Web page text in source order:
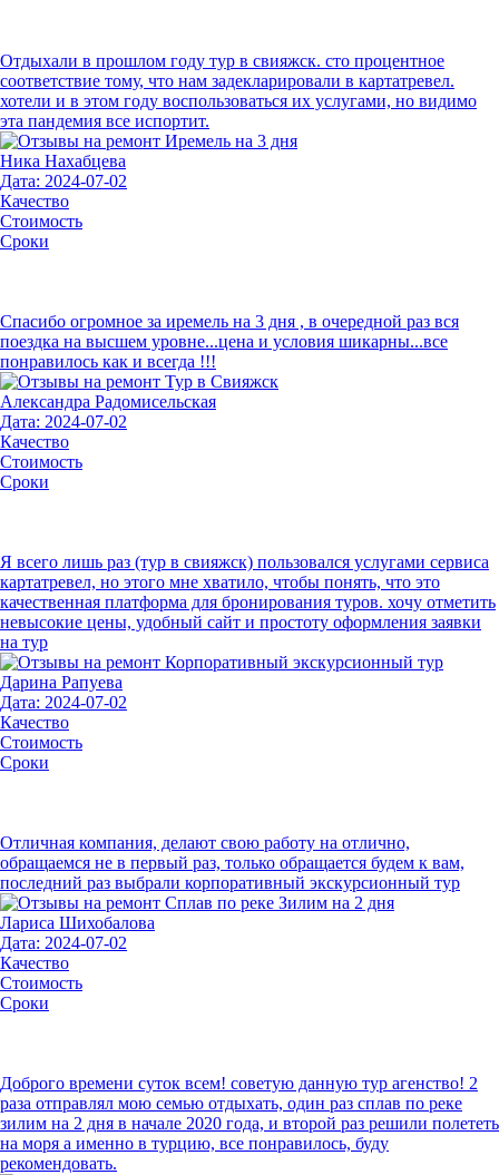
Отдыхали в прошлом году тур в свияжск. сто процентное
соответствие тому, что нам задекларировали в картатревел.
хотели и в этом году воспользоваться их услугами, но видимо
эта пандемия все испортит.
Ника Нахабцева
Дата: 2024-07-02
Качество
Стоимость
Сроки
Спасибо огромное за иремель на 3 дня , в очередной раз вся
поездка на высшем уровне...цена и условия шикарны...все
понравилось как и всегда !!!
Александра Радомисельская
Дата: 2024-07-02
Качество
Стоимость
Сроки
Я всего лишь раз (тур в свияжск) пользовался услугами сервиса
картатревел, но этого мне хватило, чтобы понять, что это
качественная платформа для бронирования туров. хочу отметить
невысокие цены, удобный сайт и простоту оформления заявки
на тур
Дарина Рапуева
Дата: 2024-07-02
Качество
Стоимость
Сроки
Отличная компания, делают свою работу на отлично,
обращаемся не в первый раз, только обращается будем к вам,
последний раз выбрали корпоративный экскурсионный тур
Лариса Шихобалова
Дата: 2024-07-02
Качество
Стоимость
Сроки
Доброго времени суток всем! советую данную тур агенство! 2
раза отправлял мою семью отдыхать, один раз сплав по реке
зилим на 2 дня в начале 2020 года, и второй раз решили полететь
на моря а именно в турцию, все понравилось, буду
рекомендовать.